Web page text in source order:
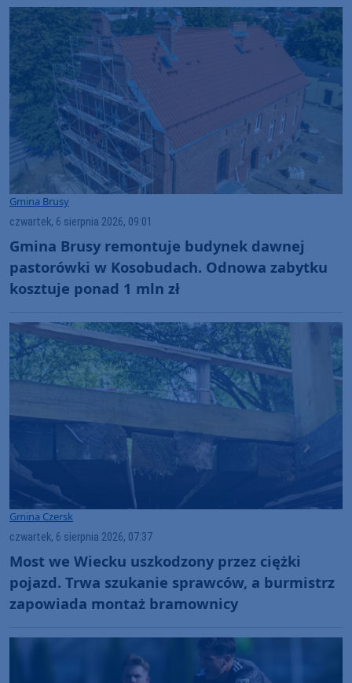
Gmina Brusy
czwartek, 6 sierpnia 2026, 09:01
Gmina Brusy remontuje budynek dawnej
pastorówki w Kosobudach. Odnowa zabytku
kosztuje ponad 1 mln zł
Gmina Czersk
czwartek, 6 sierpnia 2026, 07:37
Most we Wiecku uszkodzony przez ciężki
pojazd. Trwa szukanie sprawców, a burmistrz
zapowiada montaż bramownicy